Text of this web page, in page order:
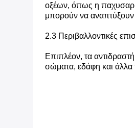
οξέων, όπως η
μπορούν να αναπτύξουν
2.3 Περιβαλλοντικές
Επιπλέον, τα
σώματα, εδάφη και άλλα